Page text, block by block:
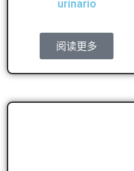
urinario
阅读更多